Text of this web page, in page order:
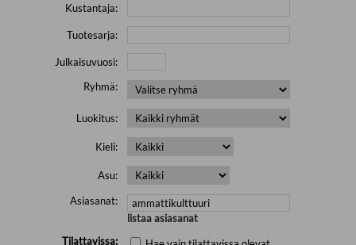
Kustantaja:
Tuotesarja:
Julkaisuvuosi:
Ryhmä:
Luokitus:
Kieli:
Asu:
Asiasanat:
listaa asiasanat
Tilattavissa: